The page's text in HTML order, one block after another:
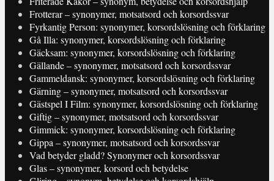
Frotterar – synonymer, motsatsord och korsordssvar
Fyrkantig Person: synonymer, korsordslösning och förklaring
Gå Illa: synonymer, korsordslösning och förklaring
Gäcksam: synonymer, korsordslösning och förklaring
Gällande – synonymer, motsatsord och korsordssvar
Gammeldansk: synonymer, korsordslösning och förklaring
Gärning – synonymer, motsatsord och korsordssvar
Gästspel I Film: synonymer, korsordslösning och förklaring
Giftig – synonymer, motsatsord och korsordssvar
Gimmick: synonymer, korsordslösning och förklaring
Gippa – synonymer, motsatsord och korsordssvar
Vad betyder gladd? Synonymer och korsordssvar
Glas – synonymer, korsord och betydelse